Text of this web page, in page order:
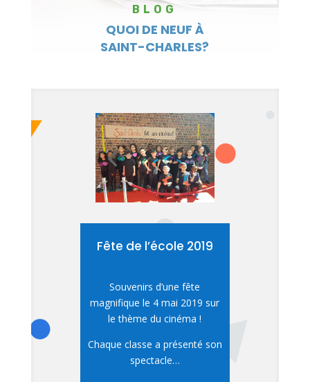
BLOG
QUOI DE NEUF À
SAINT-CHARLES?
Fête de l’école 2019
Souvenirs d’une fête
magnifique le 4 mai 2019 sur
le thème du cinéma !
Chaque classe a présenté son
spectacle…